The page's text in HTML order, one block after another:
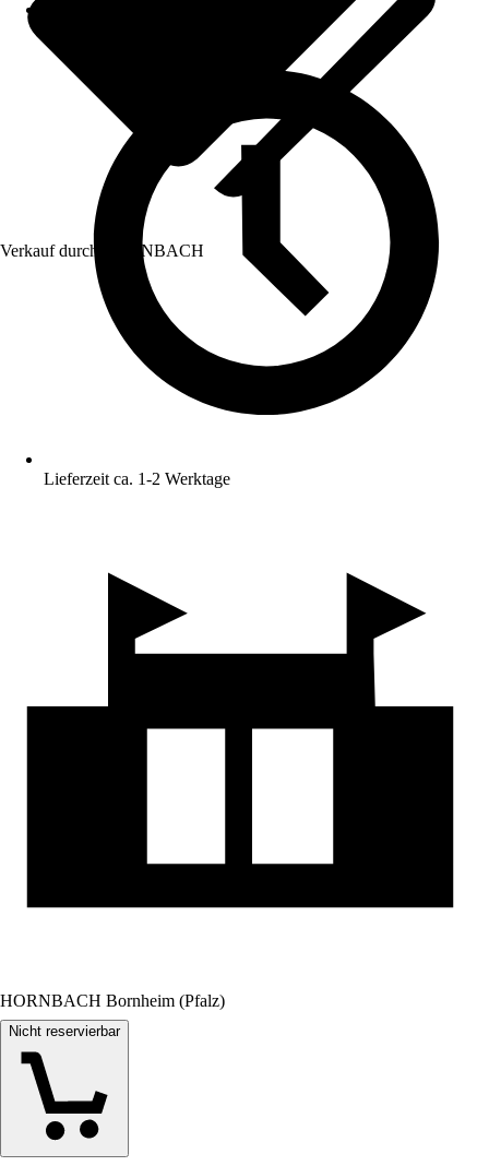
Verkauf durch: HORNBACH
Lieferzeit ca. 1-2 Werktage
HORNBACH Bornheim (Pfalz)
Nicht reservierbar